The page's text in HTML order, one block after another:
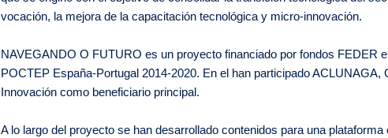
vocación, la mejora de la capacitación tecnológica y micro-innovación.
NAVEGANDO O FUTURO es un proyecto financiado por fondos FEDER
POCTEP España-Portugal 2014-2020. En el han participado ACLUNAGA,
Innovación como beneficiario principal.
A lo largo del proyecto se han desarrollado contenidos para una